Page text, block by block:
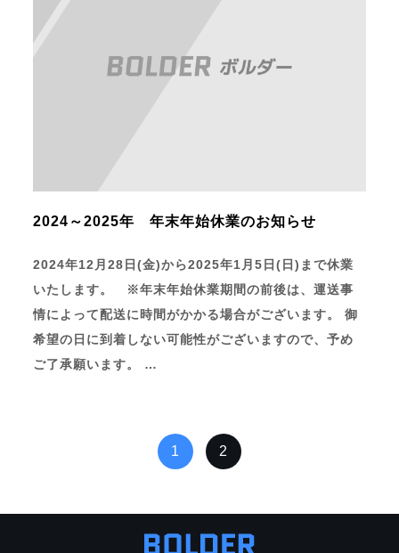
2024～2025年 年末年始休業のお知らせ
2024年12月28日(金)から2025年1月5日(日)まで休業
いたします。 ※年末年始休業期間の前後は、運送事
情によって配送に時間がかかる場合がございます。 御
希望の日に到着しない可能性がございますので、予め
ご了承願います。 …
1 2